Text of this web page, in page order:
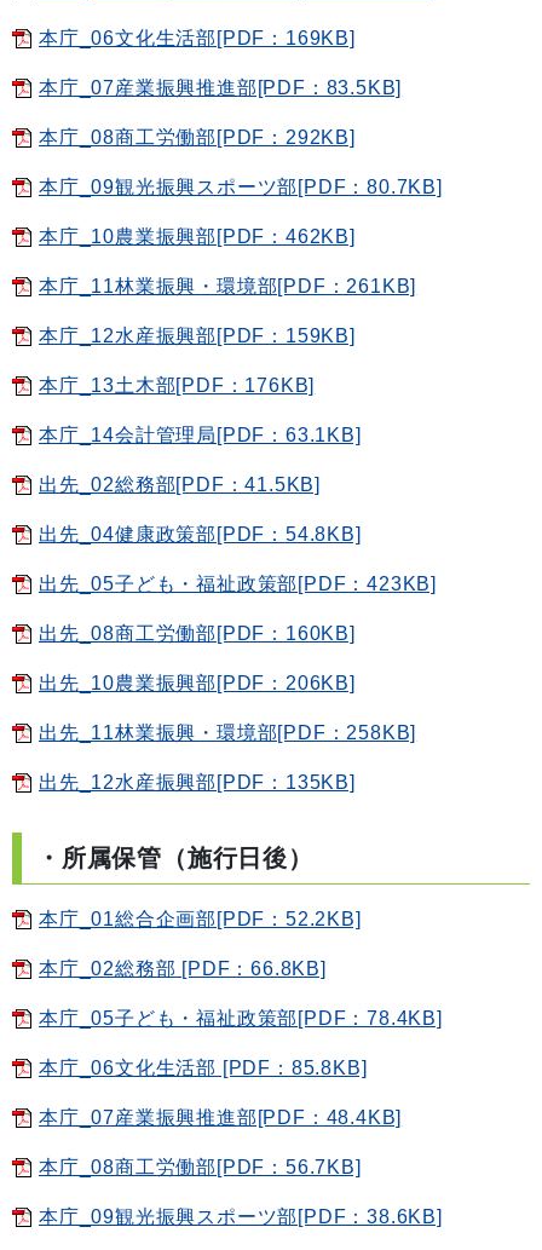
本庁_06文化生活部[PDF：169KB]
本庁_07産業振興推進部[PDF：83.5KB]
本庁_08商工労働部[PDF：292KB]
本庁_09観光振興スポーツ部[PDF：80.7KB]
本庁_10農業振興部[PDF：462KB]
本庁_11林業振興・環境部[PDF：261KB]
本庁_12水産振興部[PDF：159KB]
本庁_13土木部[PDF：176KB]
本庁_14会計管理局[PDF：63.1KB]
出先_02総務部[PDF：41.5KB]
出先_04健康政策部[PDF：54.8KB]
出先_05子ども・福祉政策部[PDF：423KB]
出先_08商工労働部[PDF：160KB]
出先_10農業振興部[PDF：206KB]
出先_11林業振興・環境部[PDF：258KB]
出先_12水産振興部[PDF：135KB]
・所属保管（施行日後）
本庁_01総合企画部[PDF：52.2KB]
本庁_02総務部 [PDF：66.8KB]
本庁_05子ども・福祉政策部[PDF：78.4KB]
本庁_06文化生活部 [PDF：85.8KB]
本庁_07産業振興推進部[PDF：48.4KB]
本庁_08商工労働部[PDF：56.7KB]
本庁_09観光振興スポーツ部[PDF：38.6KB]